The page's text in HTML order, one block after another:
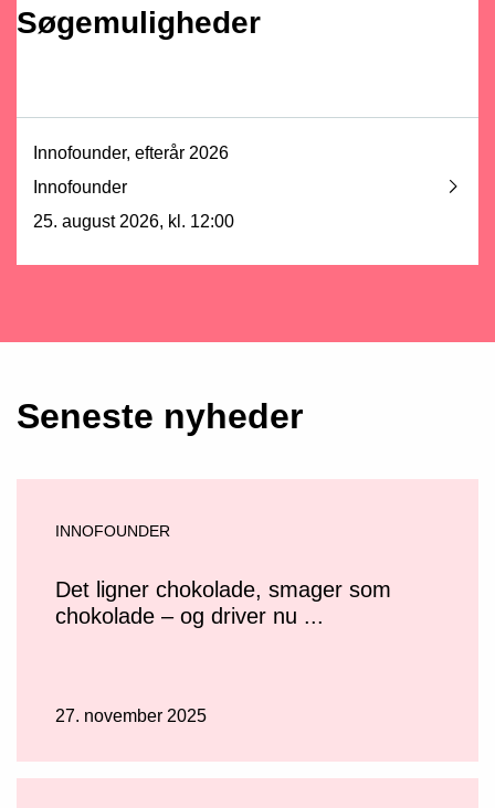
Søge­muligheder
Innofounder, efterår 2026
Innofounder
25. august 2026, kl. 12:00
Seneste nyheder
INNOFOUNDER
Det ligner chokolade, smager som
chokolade – og driver nu ...
27. november 2025